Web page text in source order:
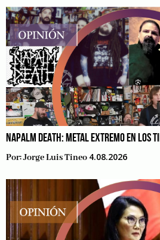
NAPALM DEATH: METAL EXTREMO EN LOS
Por:Jorge Luis Tineo 4.08.2026